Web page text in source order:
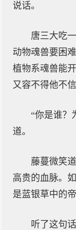
说话。
唐三大吃
动物魂兽要困
植物系魂兽能
又容不得他不信
“你是谁？
道。
藤蔓微笑
高贵的血脉。
是蓝银草中的
听了这句